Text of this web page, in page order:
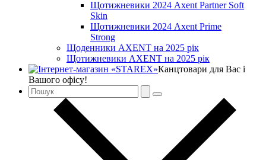
Щотижневики 2024 Axent Partner Soft
Skin
Щотижневики 2024 Axent Prime
Strong
Щоденники AXENT на 2025 рік
Щотижневики AXENT на 2025 рік
Канцтовари для Вас і
Вашого офісу!